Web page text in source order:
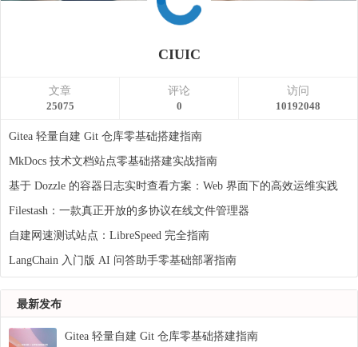
CIUIC
文章
25075
评论
0
访问
10192048
Gitea 轻量自建 Git 仓库零基础搭建指南
MkDocs 技术文档站点零基础搭建实战指南
基于 Dozzle 的容器日志实时查看方案：Web 界面下的高效运维实践
Filestash：一款真正开放的多协议在线文件管理器
自建网速测试站点：LibreSpeed 完全指南
LangChain 入门版 AI 问答助手零基础部署指南
最新发布
Gitea 轻量自建 Git 仓库零基础搭建指南